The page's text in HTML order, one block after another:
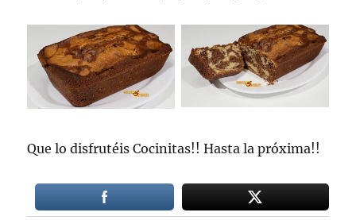
Que lo disfrutéis Cocinitas!! Hasta la próxima!!